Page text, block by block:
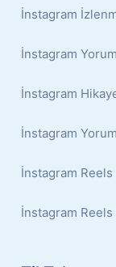
İnstagram
İnstagram
İnstagram
İnstagram
İnstagram Reels
İnstagram Reels